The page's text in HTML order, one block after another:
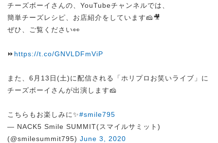
チーズボーイさんの、YouTubeチャンネルでは、
簡単チーズレシピ、お店紹介をしています🧀🎥
ぜひ、ご覧ください👀
⏩ https://t.co/GNVLDFmViP
また、6月13日(土)に配信される「ホリプロお笑いライブ」に
チーズボーイさんが出演します🧀
こちらもお楽しみに✨#smile795
— NACK5 Smile SUMMIT(スマイルサミット)
(@smilesummit795) June 3, 2020